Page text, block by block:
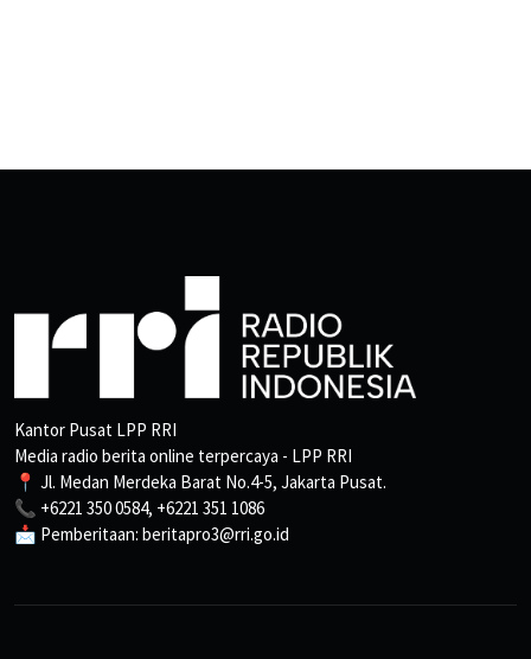
Kantor Pusat LPP RRI
Media radio berita online terpercaya - LPP RRI
📍 Jl. Medan Merdeka Barat No.4-5, Jakarta Pusat.
📞 +6221 350 0584, +6221 351 1086
📩 Pemberitaan: beritapro3@rri.go.id